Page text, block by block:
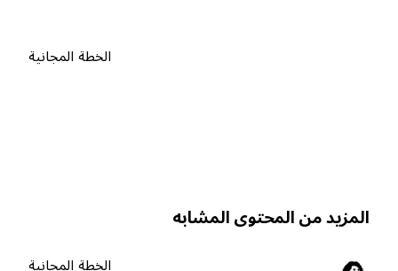
الخطة المجانية
من المحتوى المشابه
الخطة المجانية